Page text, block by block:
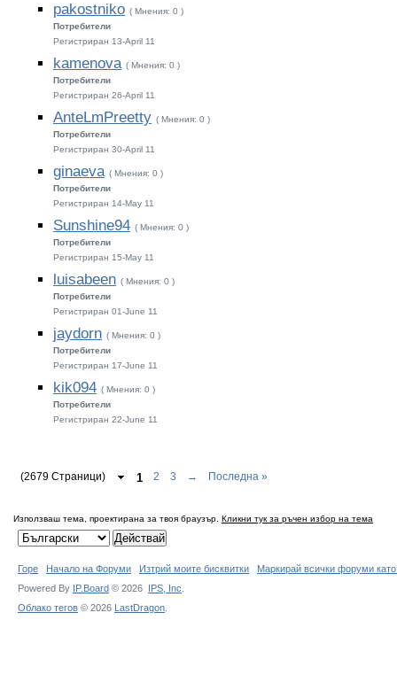
pakostniko ( Мнения: 0 )
Потребители
Регистриран 13-April 11
kamenova ( Мнения: 0 )
Потребители
Регистриран 26-April 11
AnteLmPreetty ( Мнения: 0 )
Потребители
Регистриран 30-April 11
ginaeva ( Мнения: 0 )
Потребители
Регистриран 14-May 11
Sunshine94 ( Мнения: 0 )
Потребители
Регистриран 15-May 11
luisabeen ( Мнения: 0 )
Потребители
Регистриран 01-June 11
jaydorn ( Мнения: 0 )
Потребители
Регистриран 17-June 11
kik094 ( Мнения: 0 )
Потребители
Регистриран 22-June 11
(2679 Страници) 1 2 3 → Последна »
Използваш тема, проектирана за твоя браузър. Кликни тук за ръчен избор на тема
Горе Начало на Форуми Изтрий моите бисквитки
Маркирай всички форуми
Powered By IP.Board © 2026 IPS, Inc
Облако тегов © 2026 LastDragon